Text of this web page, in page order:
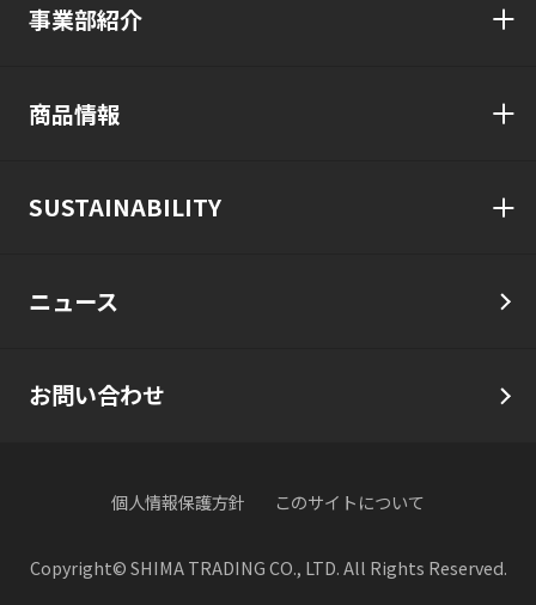
事業部紹介
商品情報
SUSTAINABILITY
ニュース
お問い合わせ
個人情報保護方針 このサイトについて
Copyright© SHIMA TRADING CO., LTD. All Rights Reserved.